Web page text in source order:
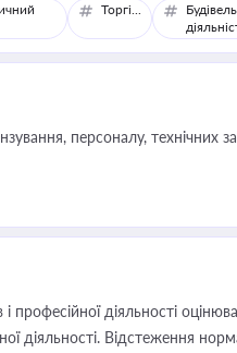
Торгівля
персоналу, технічних
діяльності
діяльності. Відстеження